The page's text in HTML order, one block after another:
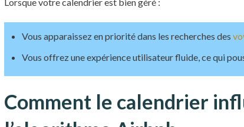
Vous apparaissez en priorité dans les recherches des
Vous offrez une expérience utilisateur fluide, ce qui
Comment le calendrier